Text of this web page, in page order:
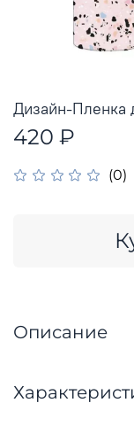
(0)
Дизайн-Пленка
420 ₽
Описание